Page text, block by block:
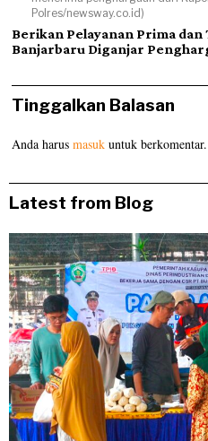
Polres/newsway.co.id)
Berikan Pelayanan Prima
Banjarbaru Diganjar
Tinggalkan Balasan
Anda harusmasuk untuk berkomentar.
Latest from Blog